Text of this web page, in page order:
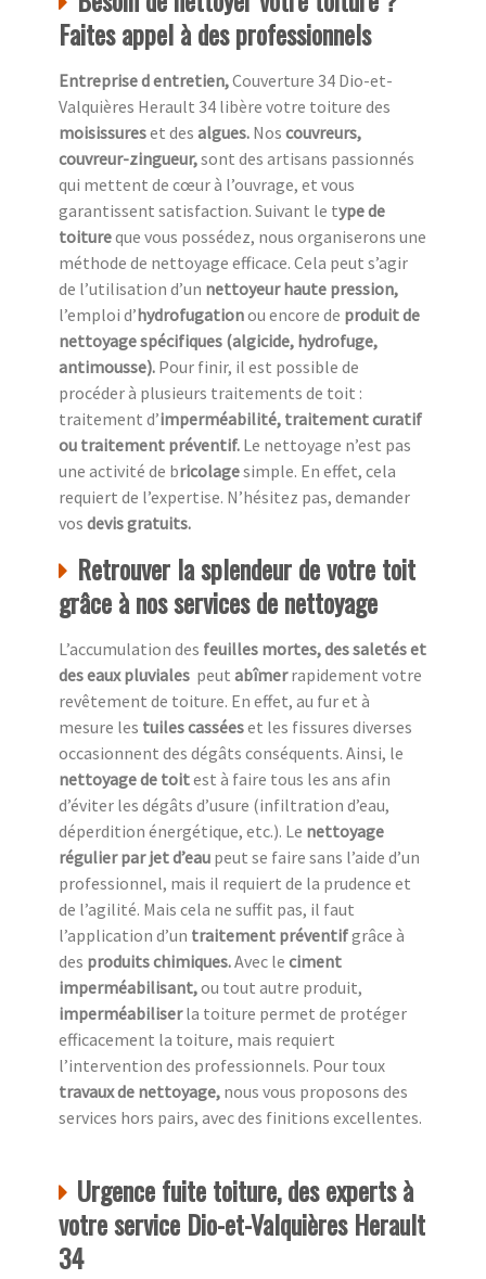
Faites appel à des professionnels
Entreprise d entretien,Couverture 34 Dio-et-
Valquières Herault 34 libère votre toiture des
moisissureset des algues. Nos couvreurs,
couvreur-zingueur,sont des artisans passionnés
qui mettent de cœur à l’ouvrage, et vous
garantissent satisfaction. Suivant le type de
toitureque vous possédez, nous organiserons une
méthode de nettoyage efficace. Cela peut s’agir
de l’utilisation d’un nettoyeur haute pression,
l’emploi d’hydrofugationou encore de produit de
nettoyage spécifiques (algicide, hydrofuge,
antimousse). Pour finir, il est possible de
procéder à plusieurs traitements de toit :
traitement d’imperméabilité, traitement curatif
ou traitement préventif. Le nettoyage n’est pas
une activité de bricolagesimple. En effet, cela
requiert de l’expertise. N’hésitez pas, demander
vos devis gratuits.
Retrouver la splendeur de votre toit
grâce à nos services de nettoyage
L’accumulation des feuilles mortes, des saletés et
des eaux pluviales peut abîmerrapidement votre
revêtement de toiture. En effet, au fur et à
mesure les tuiles casséeset les fissures diverses
occasionnent des dégâts conséquents. Ainsi, le
nettoyage de toitest à faire tous les ans afin
d’éviter les dégâts d’usure (infiltration d’eau,
déperdition énergétique, etc.). Le nettoyage
régulier par jet d’eau peut se faire sans l’aide d’un
professionnel, mais il requiert de la prudence et
de l’agilité. Mais cela ne suffit pas, il faut
l’application d’un traitement préventifgrâce à
des produits chimiques.Avec le ciment
imperméabilisant,ou tout autre produit,
imperméabiliserla toiture permet de protéger
efficacement la toiture, mais requiert
l’intervention des professionnels. Pour toux
travaux de nettoyage, nous vous proposons des
services hors pairs, avec des finitions excellentes.
Urgence fuite toiture, des experts à
votre service Dio-et-Valquières Herault
34